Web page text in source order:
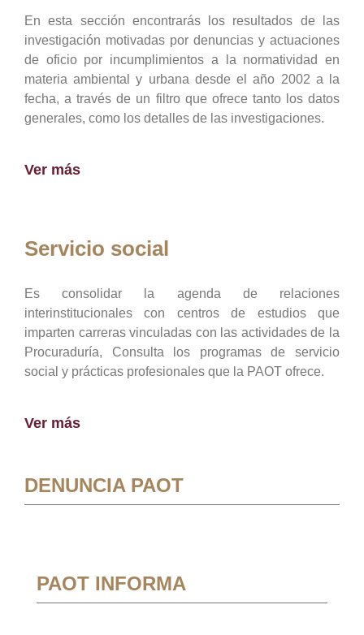
En esta sección encontrarás los resultados de las
investigación motivadas por denuncias y actuaciones
de oficio por incumplimientos a la normatividad en
materia ambiental y urbana desde el año 2002 a la
fecha, a través de un filtro que ofrece tanto los datos
generales, como los detalles de las investigaciones.
Ver más
Servicio social
Es consolidar la agenda de relaciones
interinstitucionales con centros de estudios que
imparten carreras vinculadas con las actividades de la
Procuraduría, Consulta los programas de servicio
social y prácticas profesionales que la PAOT ofrece.
Ver más
DENUNCIA PAOT
PAOT INFORMA